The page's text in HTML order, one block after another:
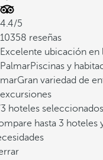
4.4/5
10358 reseñas
Excelente ubicación en
PalmarPiscinas y
marGran variedad de
excursiones
hoteles
hasta 3 hoteles